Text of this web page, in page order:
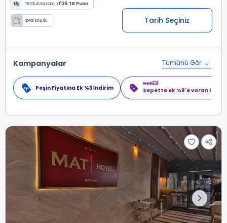
TB Club Kazancın1126 TB Puan
İptal Koşulu Tarih Seçiniz
Kampanyalar Tümünü Gör
Peşin Fiyatına Ek %3 İndirim Sepette ek %8'e varan